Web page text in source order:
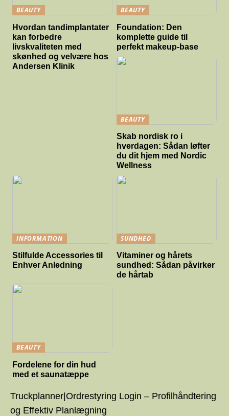
BEAUTY
Hvordan tandimplantater
kan forbedre
livskvaliteten med
skønhed og velvære hos
Andersen Klinik
BEAUTY
Foundation: Den
komplette guide til
perfekt makeup-base
BEAUTY
Skab nordisk ro i
hverdagen: Sådan løfter
du dit hjem med Nordic
Wellness
INFORMATION
Stilfulde Accessories til
Enhver Anledning
SUNDHED
Vitaminer og hårets
sundhed: Sådan påvirker
de hårtab
BEAUTY
Fordelene for din hud
med et saunatæppe
Truckplanner|Ordrestyring Login – Profilhåndtering
og Effektiv Planlægning